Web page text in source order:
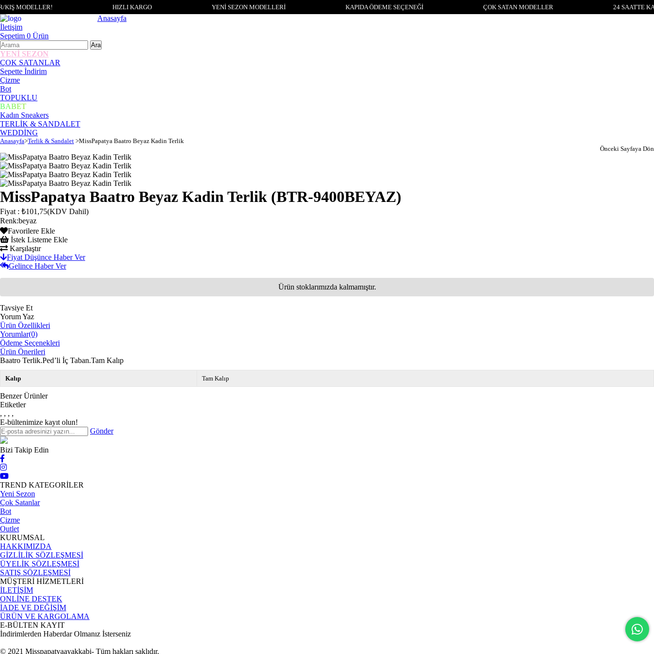
KIŞ MODELLER! HIZLI KARGO YENİ SEZON MODELLERİ KAPIDA ÖDEME SEÇENEĞİ ÇOK SATAN MODELLER 24 SAATTE
Anasayfa
İletişim
Sepetim 0 Ürün
YENİ SEZON
ÇOK SATANLAR
Sepette İndirim
Çizme
Bot
TOPUKLU
BABET
Kadın Sneakers
TERLİK & SANDALET
WEDDİNG
Anasayfa>Terlik & Sandalet >MissPapatya Baatro Beyaz Kadin Terlik
Önceki Sayfaya Dön
MissPapatya Baatro Beyaz Kadin Terlik (BTR-9400BEYAZ)
Fiyat : ₺101,75(KDV Dahil)
Renk:beyaz
Favorilere Ekle
İstek Listeme Ekle
Karşılaştır
Fiyat Düşünce Haber Ver
Gelince Haber Ver
Ürün stoklarımızda kalmamıştır.
Tavsiye Et
Yorum Yaz
Ürün Özellikleri
Yorumlar(0)
Ödeme Seçenekleri
Ürün Önerileri
Baatro Terlik.Ped’li İç Taban.Tam Kalıp
Kalıp Tam Kalıp
Benzer Ürünler
Etiketler
, , , ,
E-bültenimize kayıt olun!
Gönder
Bizi Takip Edin
TREND KATEGORİLER
Yeni Sezon
Çok Satanlar
Bot
Çizme
Outlet
KURUMSAL
HAKKIMIZDA
GİZLİLİK SÖZLEŞMESİ
ÜYELİK SÖZLEŞMESİ
SATIŞ SÖZLEŞMESİ
MÜŞTERİ HİZMETLERİ
İLETİŞİM
ONLİNE DESTEK
İADE VE DEĞİŞİM
ÜRÜN VE KARGOLAMA
E-BÜLTEN KAYIT
İndirimlerden Haberdar Olmanız İsterseniz
© 2021 Misspapatyaayakkabi- Tüm hakları saklıdır.